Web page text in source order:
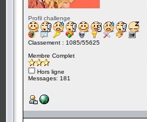
Profil challenge
Classement : 1085/55625
Membre Complet
Hors ligne
Messages: 181